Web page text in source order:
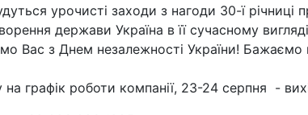
урочисті заходи з нагоди 30-ї
держави Україна в її сучасному
Вас з Днем незалежності України!
графік роботи компанії, 23-24 серпня -